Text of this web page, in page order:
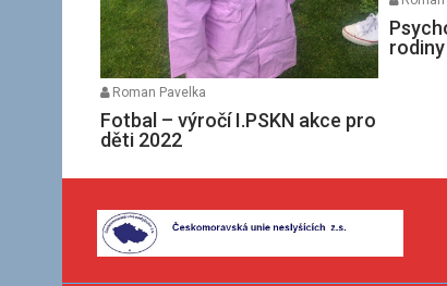
Roman Pavelka
Fotbal – výročí I.PSKN akce pro
děti 2022